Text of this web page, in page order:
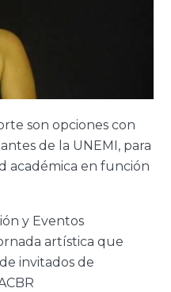
son opciones con
de la UNEMI, para
académica en función
y Eventos
artística que
invitados de